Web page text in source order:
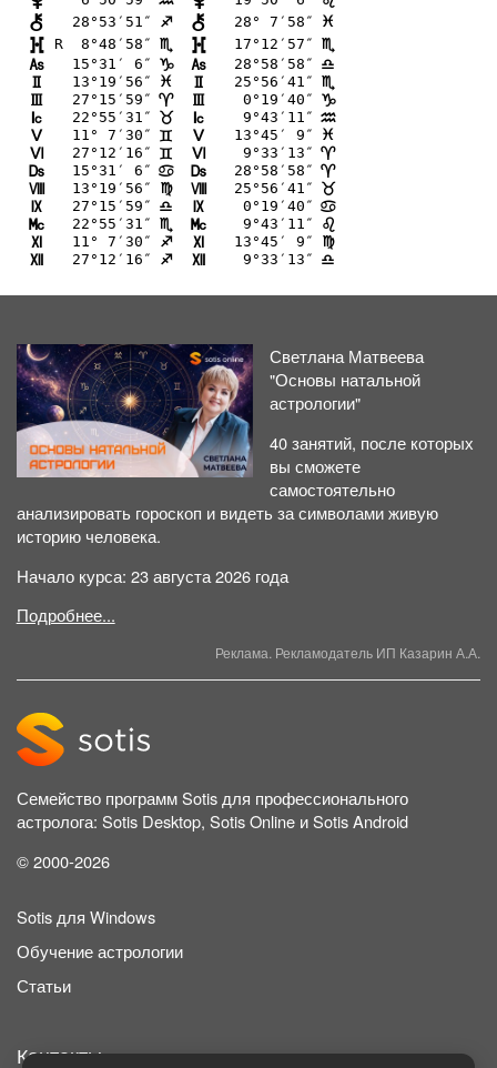
| 28°53′51″ C
} R  8°48′58″ B
G 15°31′ 6″ D
13°19′56″ F
27°15′59″ ;
J 22°55′31″ <
K 11° 7′30″ =
L 27°12′16″ =
M 15°31′ 6″ >
N 13°19′56″ @
O 27°15′59″ A
P 22°55′31″ B
Q 11° 7′30″ C
R 27°12′16″ C
| 28° 7′58″ F
} 17°12′57″ B
G 28°58′58″ A
25°56′41″ B
0°19′40″ D
J 9°43′11″ E
K 13°45′ 9″ F
L 9°33′13″ ;
M 28°58′58″ ;
N 25°56′41″ <
O 0°19′40″ >
P 9°43′11″ ?
Q 13°45′ 9″ @
R 9°33′13″ A
Светлана Матвеева
"Основы натальной
астрологии"
40 занятий, после которых
вы сможете
самостоятельно
анализировать гороскоп и видеть за символами живую
историю человека.
Начало курса: 23 августа 2026 года
Подробнее...
Реклама. Рекламодатель ИП Казарин А.А.
Семейство программ Sotis для профессионального
астролога: Sotis Desktop, Sotis Online и Sotis Android
© 2000-2026
Sotis для Windows
Обучение астрологии
Статьи
Контакты